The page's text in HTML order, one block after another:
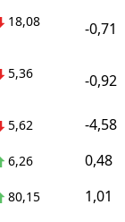
18,08 -0,71
5,36 -0,92
5,62 -4,58
6,26 0,48
80,15 1,01